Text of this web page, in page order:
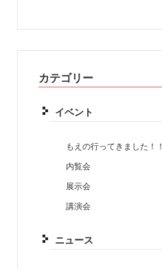
カテゴリー
イベント
もえの行ってきました！！
内覧会
展示会
講演会
ニュース